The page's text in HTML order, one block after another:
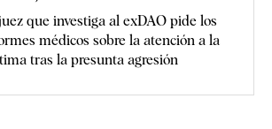
que investiga al exDAO pide los
médicos sobre la atención a la
tras la presunta agresión